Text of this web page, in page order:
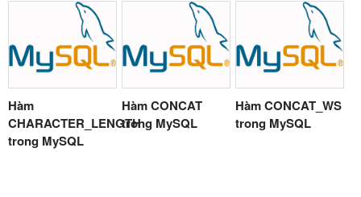
Hàm
CHARACTER_LENGTH
trong MySQL
Hàm CONCAT
trong MySQL
Hàm CONCAT_WS
trong MySQL